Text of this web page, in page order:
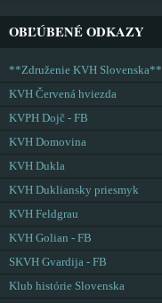
OBĽÚBENÉ ODKAZY
**Združenie KVH Slovenska**
KVH Červená hviezda
KVPH Dojč - FB
KVH Domovina
KVH Dukla
KVH Dukliansky priesmyk
KVH Feldgrau
KVH Golian - FB
SKVH Gvardija - FB
Klub histórie Slovenska